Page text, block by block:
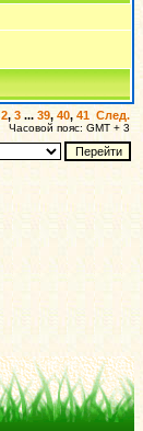
2,3 ... 39, 40, 41 След.
Часовой пояс: GMT + 3